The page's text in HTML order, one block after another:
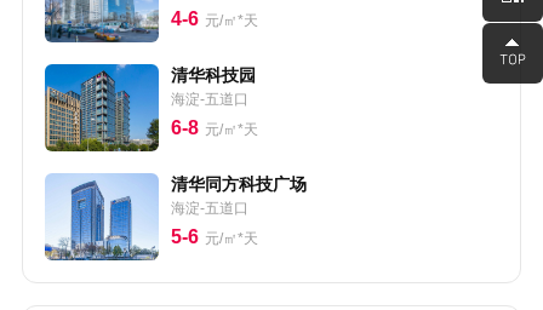
4-6 元/㎡*天
清华科技园
海淀-五道口
6-8 元/㎡*天
清华同方科技广场
海淀-五道口
5-6 元/㎡*天